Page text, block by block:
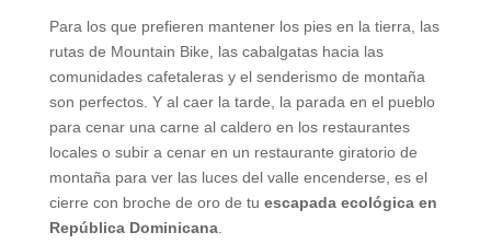
Para los que prefieren mantener los pies en la tierra, las
rutas de Mountain Bike, las cabalgatas hacia las
comunidades cafetaleras y el senderismo de montaña
son perfectos. Y al caer la tarde, la parada en el pueblo
para cenar una carne al caldero en los restaurantes
locales o subir a cenar en un restaurante giratorio de
montaña para ver las luces del valle encenderse, es el
cierre con broche de oro de tu escapada ecológica en
República Dominicana.